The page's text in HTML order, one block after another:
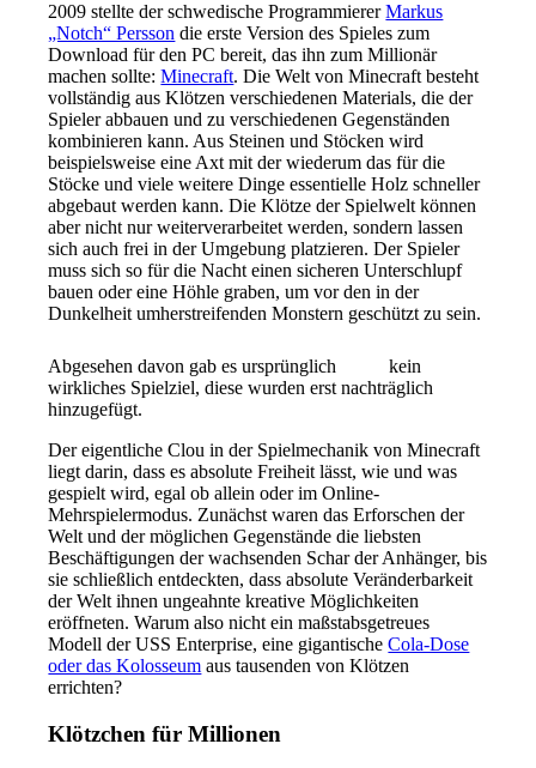
2009 stellte der schwedische ProgrammiererMarkus
„Notch“ Persson die erste Version des Spieles zum
Download für den PC bereit, das ihn zum Millionär
machen sollte:Minecraft. Die Welt von Minecraft besteht
vollständig aus Klötzen verschiedenen Materials, die der
Spieler abbauen und zu verschiedenen Gegenständen
kombinieren kann. Aus Steinen und Stöcken wird
beispielsweise eine Axt mit der wiederum das für die
Stöcke und viele weitere Dinge essentielle Holz schneller
abgebaut werden kann. Die Klötze der Spielwelt können
aber nicht nur weiterverarbeitet werden, sondern lassen
sich auch frei in der Umgebung platzieren. Der Spieler
muss sich so für die Nacht einen sicheren Unterschlupf
bauen oder eine Höhle graben, um vor den in der
Dunkelheit umherstreifenden Monstern geschützt zu sein.
Abgesehen davon gab es ursprünglich
kein
wirkliches Spielziel, diese wurden erst nachträglich
hinzugefügt.
Der eigentliche Clou in der Spielmechanik von Minecraft
liegt darin, dass es absolute Freiheit lässt, wie und was
gespielt wird, egal ob allein oder im Online-
Mehrspielermodus. Zunächst waren das Erforschen der
Welt und der möglichen Gegenstände die liebsten
Beschäftigungen der wachsenden Schar der Anhänger, bis
sie schließlich entdeckten, dass absolute Veränderbarkeit
der Welt ihnen ungeahnte kreative Möglichkeiten
eröffneten. Warum also nicht ein maßstabsgetreues
Modell der USS Enterprise, eine gigantischeCola-Dose
oder das Kolosseum aus tausenden von Klötzen
errichten?
Klötzchen für Millionen